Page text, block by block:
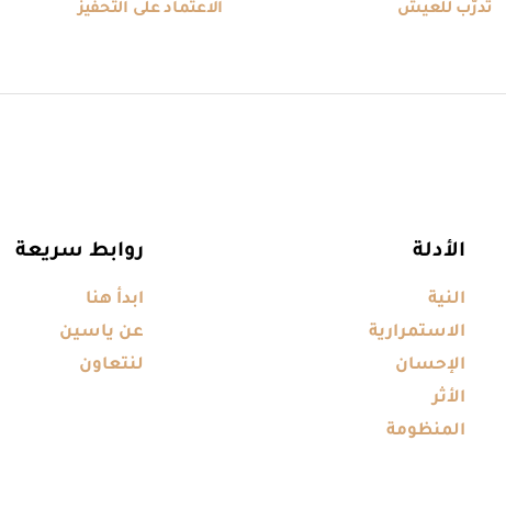
تُدرّب للعيش
الاعتماد على التحفيز
الأدلة
النية
الاستمرارية
الإحسان
الأثر
المنظومة
روابط سريعة
ابدأ هنا
عن ياسين
لنتعاون